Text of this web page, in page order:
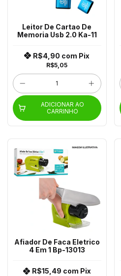
Leitor De Cartao De
Memoria Usb 2.0 Ka-11
R$5,05
R$4,90 com Pix
ADICIONAR AO
CARRINHO
Afiador De Faca Eletrico
4 Em 1 Bp-13013
R$15,49 com Pix